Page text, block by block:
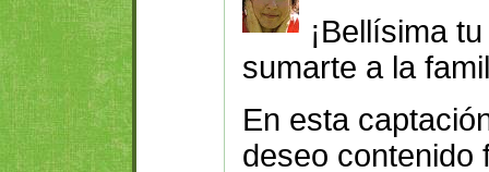
¡Bellísima
sumarte a la
En esta
deseo contenido